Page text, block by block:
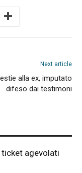
Next article
alla ex, imputato
difeso dai testimoni
ticket agevolati